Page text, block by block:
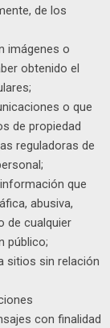
de los
imágenes o
obtenido el
o que
de propiedad
reguladoras de
que
abusiva,
de cualquier
público;
sitios sin relación
con finalidad